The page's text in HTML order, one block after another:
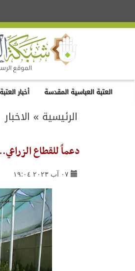
العتبة العباسية المقدسة أخبار العتبة
الرئيسية » الاخبار
دعماً للقطاع
٠٧ آب ٢٠٢٣ ١٩:٠٤